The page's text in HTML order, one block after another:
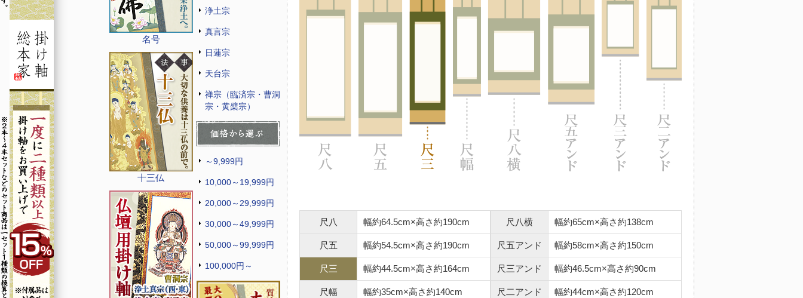
名号
十三仏
浄土宗
真言宗
日蓮宗
天台宗
禅宗（臨済宗・曹洞
宗・黄檗宗）
～9,999円
10,000～19,999円
20,000～29,999円
30,000～49,999円
50,000～99,999円
100,000円～
尺八 幅約64.5cm×高さ約190cm
尺五 幅約54.5cm×高さ約190cm
尺三 幅約44.5cm×高さ約164cm
尺幅 幅約35cm×高さ約140cm
尺八横 幅約65cm×高さ約138cm
尺五アンド 幅約58cm×高さ約150cm
尺三アンド 幅約46.5cm×高さ約90cm
尺二アンド 幅約44cm×高さ約120cm